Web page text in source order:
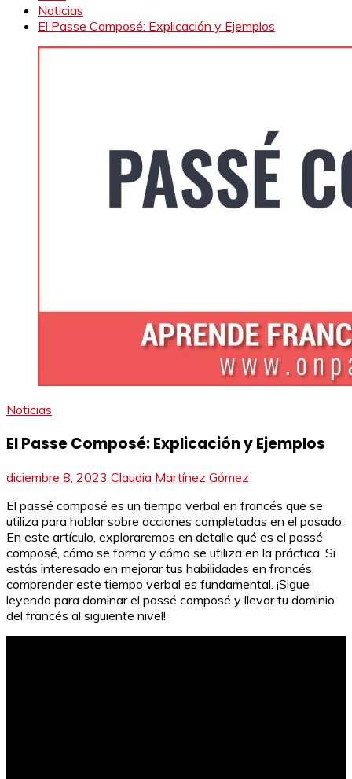
Noticias
El Passe Composé: Explicación y Ejemplos
Noticias
El Passe Composé: Explicación y Ejemplos
diciembre 8, 2023 Claudia Martínez Gómez
El passé composé es un tiempo verbal en francés que se
utiliza para hablar sobre acciones completadas en el pasado.
En este artículo, exploraremos en detalle qué es el passé
composé, cómo se forma y cómo se utiliza en la práctica. Si
estás interesado en mejorar tus habilidades en francés,
comprender este tiempo verbal es fundamental. ¡Sigue
leyendo para dominar el passé composé y llevar tu dominio
del francés al siguiente nivel!